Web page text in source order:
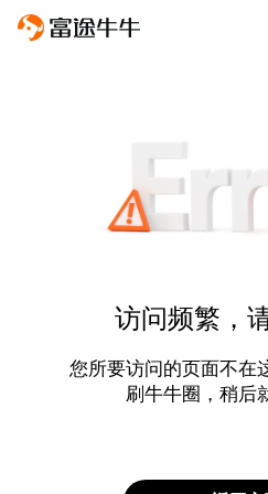
访问频繁，
您所要访问的页面不在
刷牛牛圈，稍后